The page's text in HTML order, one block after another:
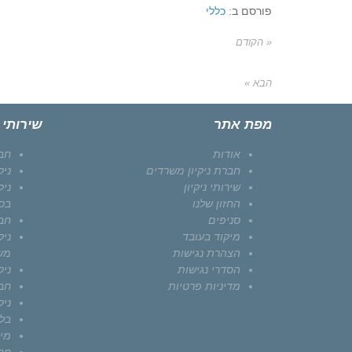
פורסם ב: כללי
« הקודם
הבא »
מפת אתר
אודות
חברת ניקיון משרדים
שירותי ניקיון
החזון שלנו
סניפים
מיקוד בעובד
הצהרת נגישות
הסדרי נגישות
מדיניות פרטיות
שירותי